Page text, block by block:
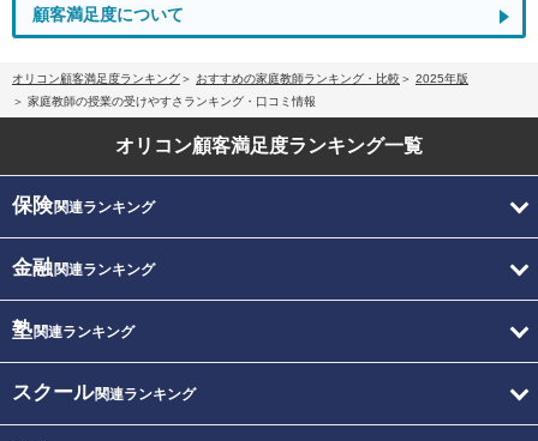
顧客満足度について
オリコン顧客満足度ランキング おすすめの家庭教師ランキング・比較
2025年版
家庭教師の授業の受けやすさランキング・口コミ情報
オリコン顧客満足度ランキング一覧
保険関連ランキング
金融関連ランキング
塾関連ランキング
スクール関連ランキング